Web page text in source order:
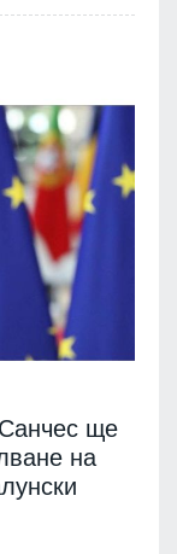
ще
на